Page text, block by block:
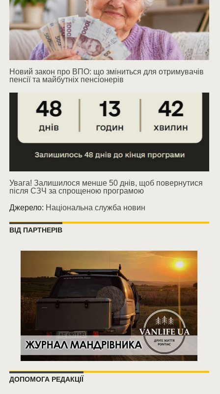
Новий закон про ВПО: що зміниться для отримувачів
пенсії та майбутніх пенсіонерів
Увага! Залишилося менше 50 днів, щоб повернутися
після СЗЧ за спрощеною програмою
Джерело: Національна служба новин
ВІД ПАРТНЕРІВ
ДОПОМОГА РЕДАКЦІЇ